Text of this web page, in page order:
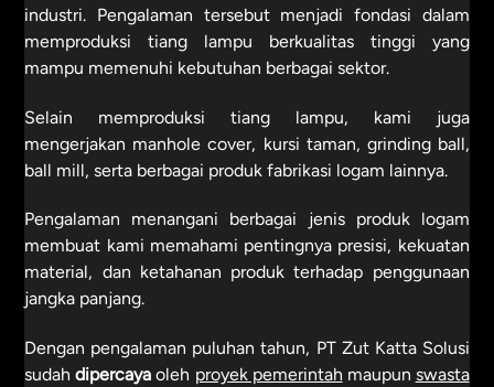
industri. Pengalaman tersebut menjadi fondasi dalam
memproduksi tiang lampu berkualitas tinggi yang
mampu memenuhi kebutuhan berbagai sektor.
Selain memproduksi tiang lampu, kami juga
mengerjakan manhole cover, kursi taman, grinding ball,
ball mill, serta berbagai produk fabrikasi logam lainnya.
Pengalaman menangani berbagai jenis produk logam
membuat kami memahami pentingnya presisi, kekuatan
material, dan ketahanan produk terhadap penggunaan
jangka panjang.
Dengan pengalaman puluhan tahun, PT Zut Katta Solusi
sudahdipercaya oleh proyek pemerintah maupun swasta